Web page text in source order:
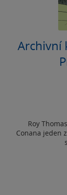
Archivní
Roy
Conana jeden